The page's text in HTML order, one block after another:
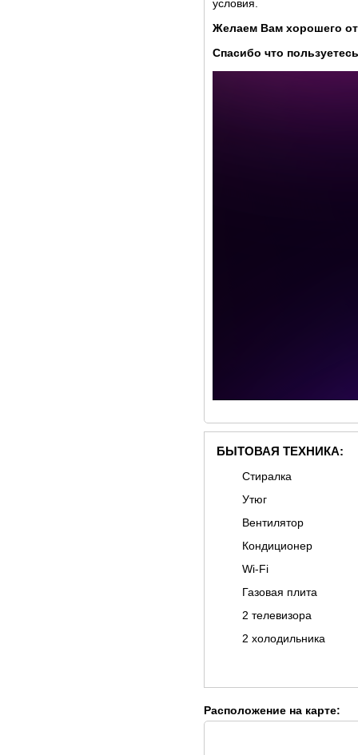
условия.
Желаем Вам хорошего
Спасибо что
БЫТОВАЯ ТЕХНИКА:
Стиралка
Утюг
Вентилятор
Кондиционер
Wi-Fi
Газовая плита
2 телевизора
2 холодильника
Расположение на карте: